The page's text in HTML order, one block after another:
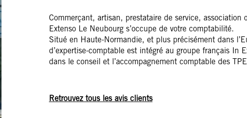
Commerçant, artisan, prestataire de service, association
Extenso Le Neubourg s’occupe de votre comptabilité.
Situé en Haute-Normandie, et plus précisément dans
d’expertise-comptable est intégré au groupe français In
dans le conseil et l’accompagnement comptable des
Retrouvez tous les avis clients